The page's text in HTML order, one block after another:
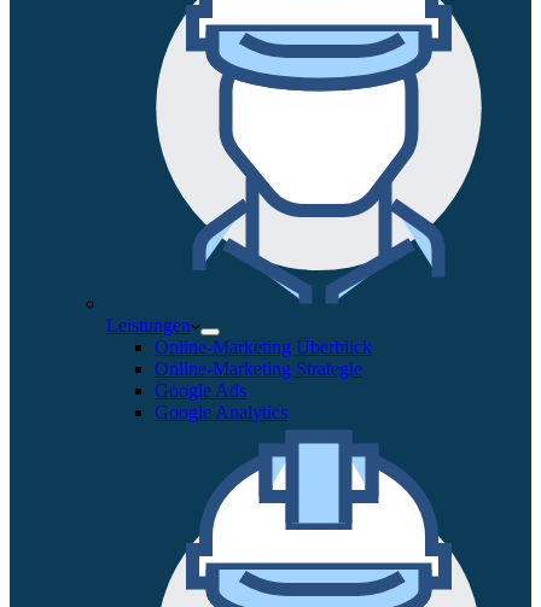
Leistungen
Online-Marketing Überblick
Online-Marketing Strategie
Google Ads
Google Analytics